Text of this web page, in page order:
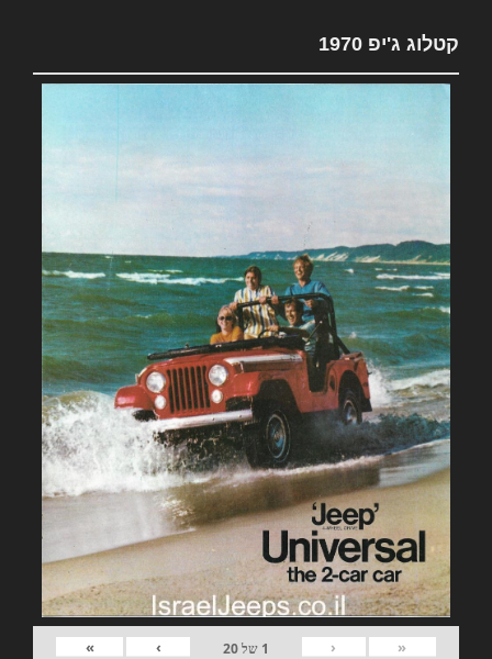
קטלוג ג'יפ 1970
«
‹
1 של20
›
»